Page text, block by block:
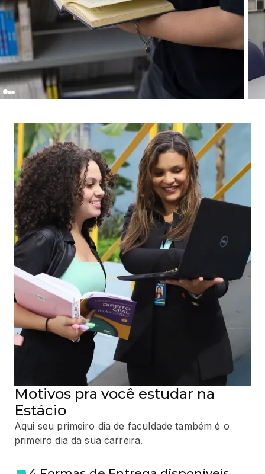
Motivos pra você estudar na
Estácio
Aqui seu primeiro dia de faculdade também é o
primeiro dia da sua carreira.